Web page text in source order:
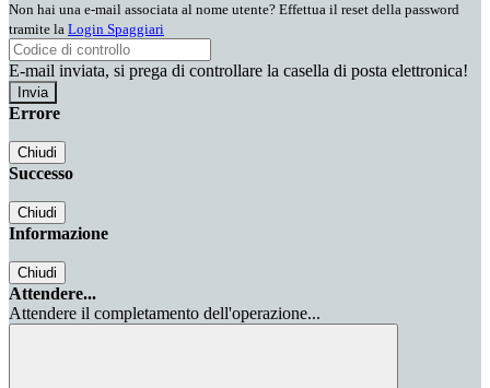
Non hai una e-mail associata al nome utente? Effettua il reset della password
tramite la Login Spaggiari
E-mail inviata, si prega di controllare la casella di posta elettronica!
Errore
Chiudi
Successo
Chiudi
Informazione
Chiudi
Attendere...
Attendere il completamento dell'operazione...